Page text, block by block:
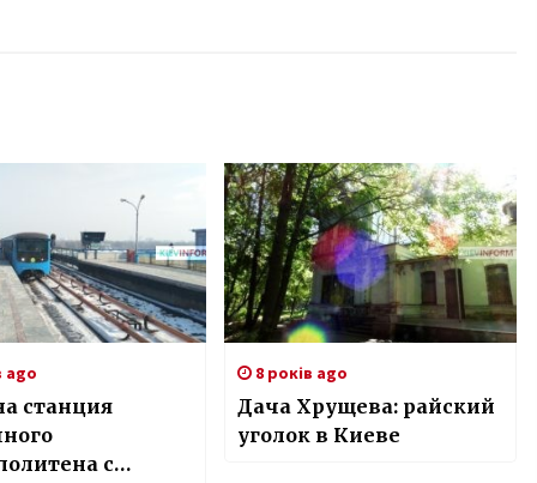
ago
станция
с
8 років ago
Дача Хрущева: райский
уголок в Киеве